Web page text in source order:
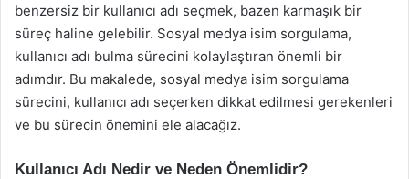
benzersiz bir kullanıcı adı seçmek, bazen karmaşık bir
süreç haline gelebilir. Sosyal medya isim sorgulama,
kullanıcı adı bulma sürecini kolaylaştıran önemli bir
adımdır. Bu makalede, sosyal medya isim sorgulama
sürecini, kullanıcı adı seçerken dikkat edilmesi gerekenleri
ve bu sürecin önemini ele alacağız.
Kullanıcı Adı Nedir ve Neden Önemlidir?